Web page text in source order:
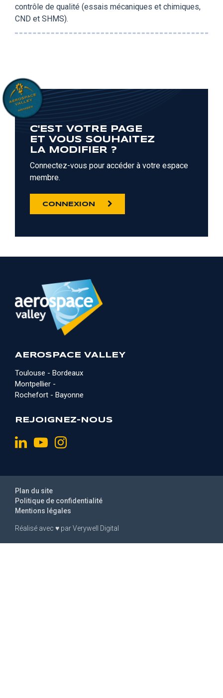
contrôle de qualité (essais mécaniques et chimiques,
CND et SHMS).
C'EST VOTRE PAGE
ET VOUS SOUHAITEZ
LA MODIFIER ?
Connectez-vous pour accéder à votre espace
membre.
CONNEXION
AEROSPACE VALLEY
Toulouse - Bordeaux
Montpellier -
Rochefort - Bayonne
REJOIGNEZ-NOUS
Réalisé avec ♥ parVerywell Digital
Mentions légales
Politique de confidentialité
Plan du site